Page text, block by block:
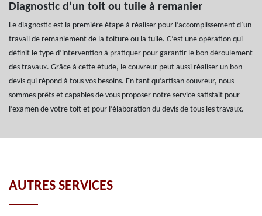
Diagnostic d’un toit ou tuile à remanier
Le diagnostic est la première étape à réaliser pour l’accomplissement d’un
travail de remaniement de la toiture ou la tuile. C’est une opération qui
définit le type d’intervention à pratiquer pour garantir le bon déroulement
des travaux. Grâce à cette étude, le couvreur peut aussi réaliser un bon
devis qui répond à tous vos besoins. En tant qu’artisan couvreur, nous
sommes prêts et capables de vous proposer notre service satisfait pour
l’examen de votre toit et pour l’élaboration du devis de tous les travaux.
AUTRES SERVICES